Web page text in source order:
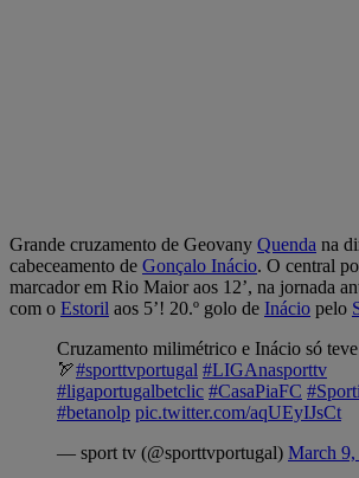
Grande cruzamento de Geovany Quenda na
cabeceamento de Gonçalo Inácio. O central
marcador em Rio Maior aos 12’, na jornada
com o Estoril aos 5’! 20.º golo de Inácio pelo
Cruzamento milimétrico e Inácio só
🏹#sporttvportugal #LIGAnasporttv
#ligaportugalbetclic #CasaPiaFC
#betanolp pic.twitter.com/aqUEyIJsCt
— sport tv (@sporttvportugal) March 9,